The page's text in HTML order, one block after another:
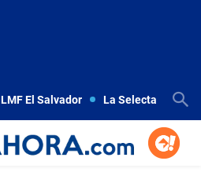
LMF El Salvador La Selecta